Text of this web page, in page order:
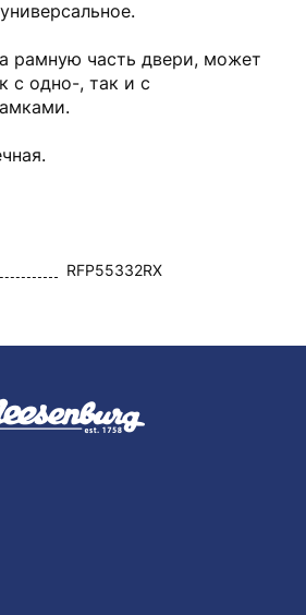
рамную часть двери, может
с одно-, так и с
RFP55332RX